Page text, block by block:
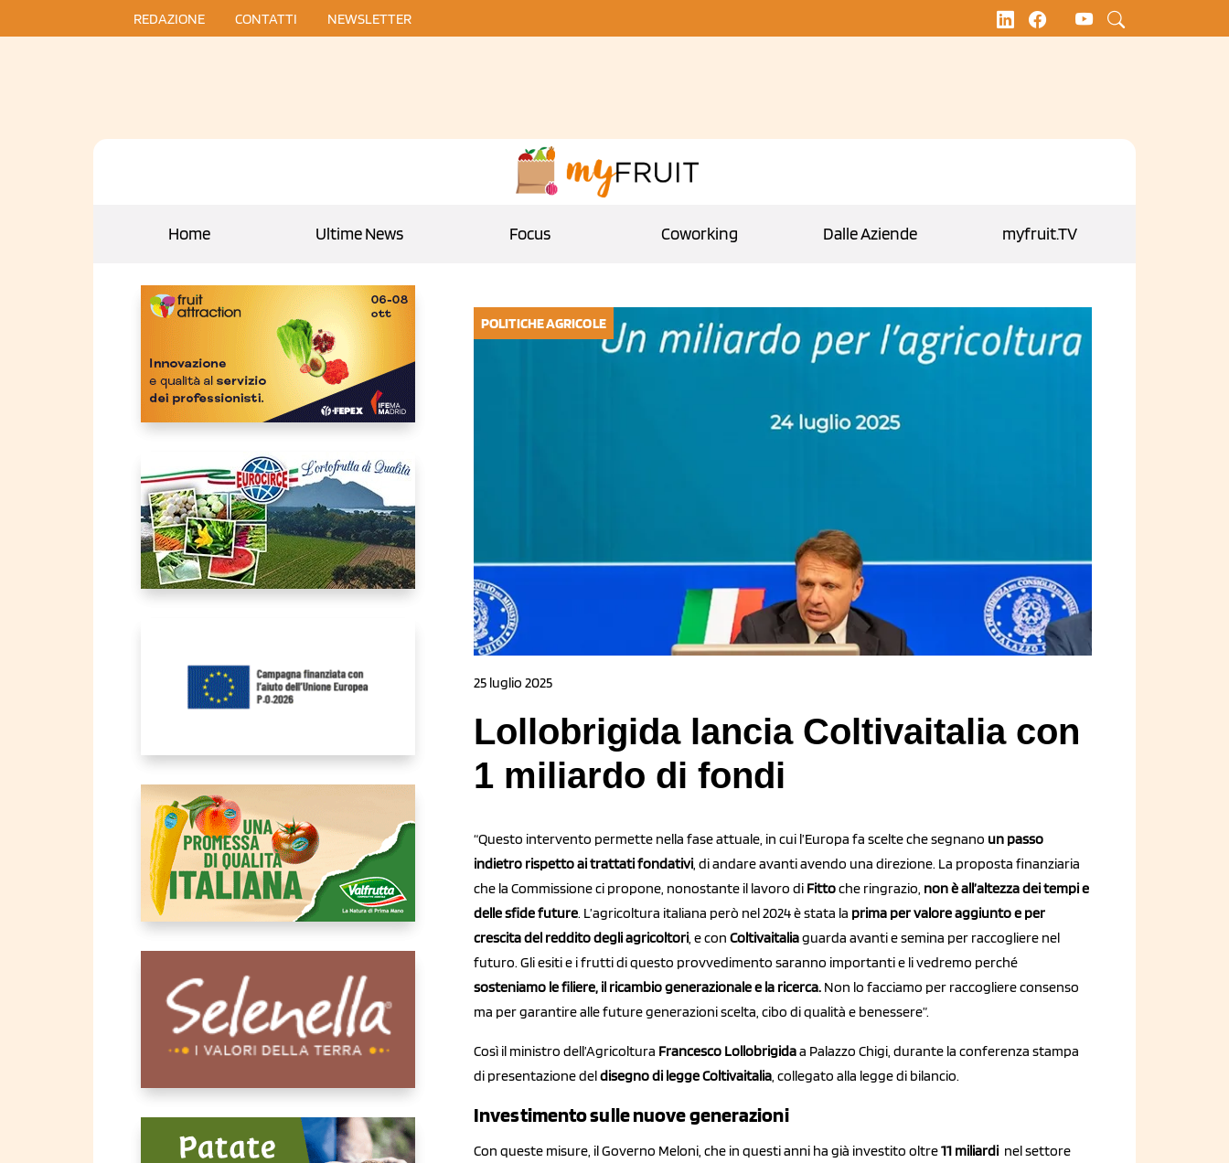
REDAZIONE CONTATTI NEWSLETTER
Home Ultime News Focus Coworking Dalle Aziende myfruit.TV
POLITICHE AGRICOLE
25 luglio 2025
Lollobrigida lancia Coltivaitalia con
1 miliardo di fondi
“Questo intervento permette nella fase attuale, in cui l’Europa fa scelte che segnano un passo
indietro rispetto ai trattati fondativi , di andare avanti avendo una direzione. La proposta finanziaria
che la Commissione ci propone, nonostante il lavoro di Fittoche ringrazio, non è all’altezza dei tempi e
delle sfide future. L’agricoltura italiana però nel 2024 è stata la prima per valore aggiunto e per
crescita del reddito degli agricoltori , e con Coltivaitaliaguarda avanti e semina per raccogliere nel
futuro. Gli esiti e i frutti di questo provvedimento saranno importanti e li vedremo perché
sosteniamo le filiere, il ricambio generazionale e la ricerca. Non lo facciamo per raccogliere consenso
ma per garantire alle future generazioni scelta, cibo di qualità e benessere”.
Così il ministro dell’Agricoltura Francesco Lollobrigidaa Palazzo Chigi, durante la conferenza stampa
di presentazione deldisegno di legge Coltivaitalia , collegato alla legge di bilancio.
Investimento sulle nuove generazioni
Con queste misure, il Governo Meloni, che in questi anni ha già investito oltre11 miliardi nel settore